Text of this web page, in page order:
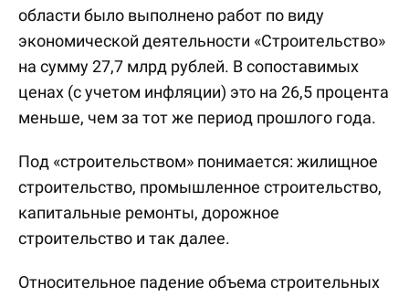
области было выполнено работ по виду
экономической деятельности «Строительство»
на сумму 27,7 млрд рублей. В сопоставимых
ценах (с учетом инфляции) это на 26,5 процента
меньше, чем за тот же период прошлого года.
Под «строительством» понимается: жилищное
строительство, промышленное строительство,
капитальные ремонты, дорожное
строительство и так далее.
Относительное падение объема строительных